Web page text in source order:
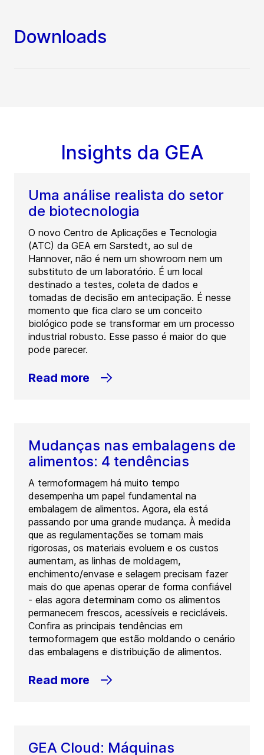
Downloads
Insights da GEA
Uma análise realista do setor
de biotecnologia
O novo Centro de Aplicações e Tecnologia
(ATC) da GEA em Sarstedt, ao sul de
Hannover, não é nem um showroom nem um
substituto de um laboratório. É um local
destinado a testes, coleta de dados e
tomadas de decisão em antecipação. É nesse
momento que fica claro se um conceito
biológico pode se transformar em um processo
industrial robusto. Esse passo é maior do que
pode parecer.
Read more
Mudanças nas embalagens de
alimentos: 4 tendências
A termoformagem há muito tempo
desempenha um papel fundamental na
embalagem de alimentos. Agora, ela está
passando por uma grande mudança. À medida
que as regulamentações se tornam mais
rigorosas, os materiais evoluem e os custos
aumentam, as linhas de moldagem,
enchimento/envase e selagem precisam fazer
mais do que apenas operar de forma confiável
- elas agora determinam como os alimentos
permanecem frescos, acessíveis e recicláveis.
Confira as principais tendências em
termoformagem que estão moldando o cenário
das embalagens e distribuição de alimentos.
Read more
GEA Cloud: Máquinas